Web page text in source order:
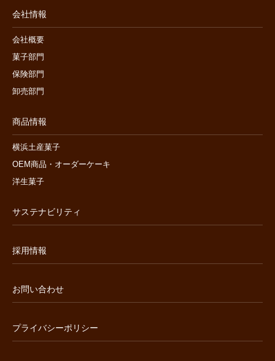
会社情報
会社概要
菓子部門
保険部門
卸売部門
商品情報
横浜土産菓子
OEM商品・オーダーケーキ
洋生菓子
サステナビリティ
採用情報
お問い合わせ
プライバシーポリシー